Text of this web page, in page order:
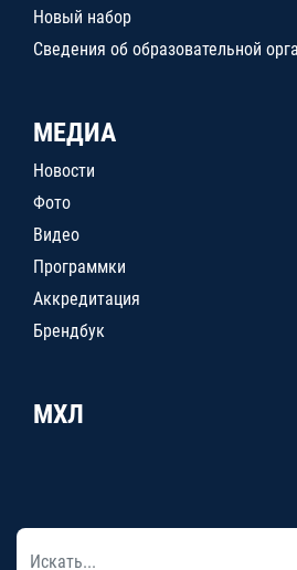
Новый набор
Сведения об образовательной
МЕДИА
Новости
Фото
Видео
Программки
Аккредитация
Брендбук
МХЛ